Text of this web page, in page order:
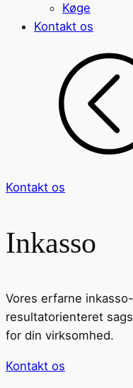
Køge
Kontakt os
Kontakt os
Inkasso
Vores erfarne
resultatorienteret
for din virksomhed.
Kontakt os